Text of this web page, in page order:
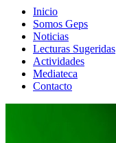
Inicio
Somos Geps
Noticias
Lecturas Sugeridas
Actividades
Mediateca
Contacto